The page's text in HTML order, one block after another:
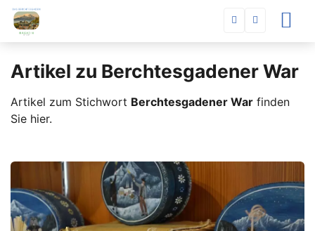
Artikel zu Berchtesgadener War
Artikel zum Stichwort Berchtesgadener War finden
Sie hier.